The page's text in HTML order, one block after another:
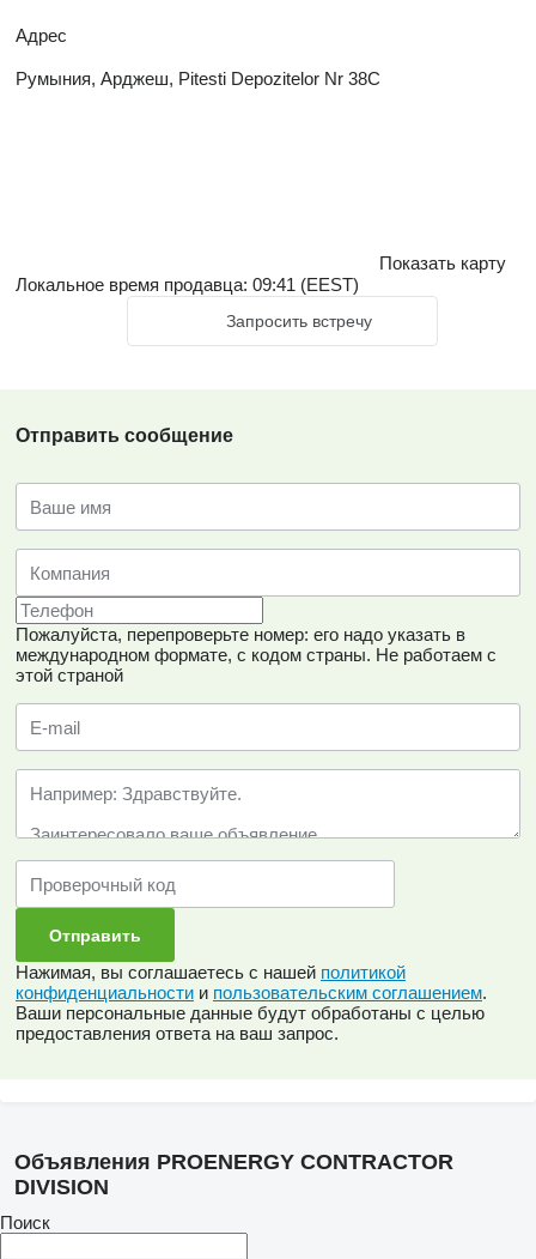
Адрес
Румыния, Арджеш, Pitesti Depozitelor Nr 38C
Показать карту
Локальное время продавца: 09:41 (EEST)
Запросить встречу
Отправить сообщение
Пожалуйста, перепроверьте номер: его надо указать в
международном формате, с кодом страны. Не работаем с
этой страной
Нажимая, вы соглашаетесь с нашей политикой
конфиденциальности и пользовательским соглашением.
Ваши персональные данные будут обработаны с целью
предоставления ответа на ваш запрос.
Объявления PROENERGY CONTRACTOR
DIVISION
Поиск